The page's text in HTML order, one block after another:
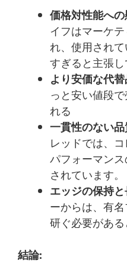
価格対性能へ
イフはマーケ
れ、使用され
すぎると主張
より安価な代
っと安い値段
れる
一貫性のない
レッドでは、
パフォーマン
されています。
エッジの保持
ーからは、有
研ぐ必要がある
結論: